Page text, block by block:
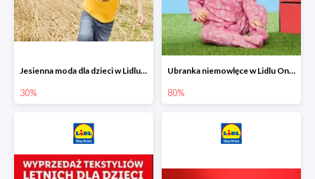
Jesienna moda dla dzieci w Lidlu Online do -30%
30%
Ubranka niemowlęce w Lidlu Online do -80%
80%